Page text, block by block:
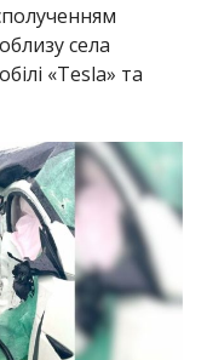
села
«Tesla» та